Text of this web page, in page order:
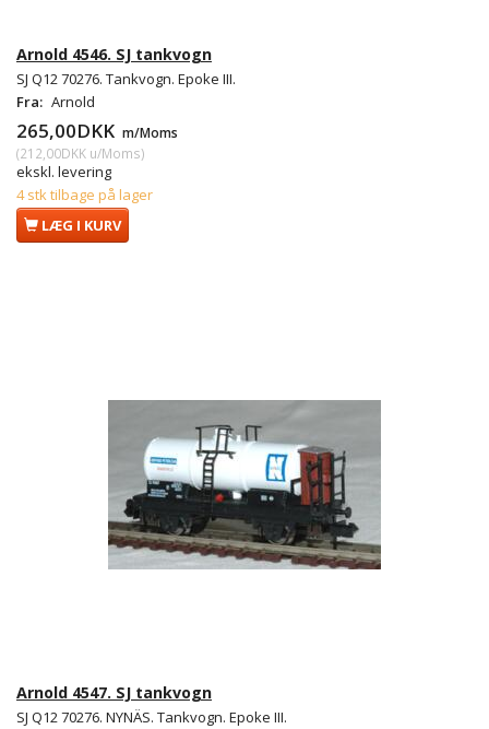
Arnold 4546. SJ tankvogn
SJ Q12 70276. Tankvogn. Epoke III.
Fra: Arnold
265,00DKK m/Moms
(212,00DKK u/Moms)
ekskl. levering
4 stk tilbage på lager
LÆG I KURV
Arnold 4547. SJ tankvogn
SJ Q12 70276. NYNÄS. Tankvogn. Epoke III.